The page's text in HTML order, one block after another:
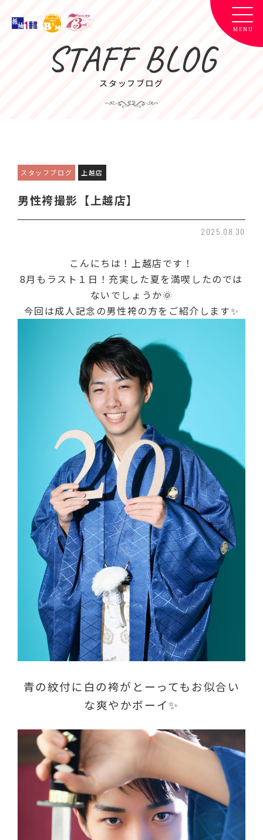
STAFF BLOG
スタッフブログ
スタッフブログ 上越店
男性袴撮影【上越店】
2025.08.30
こんにちは！上越店です！
8月もラスト１日！充実した夏を満喫したのでは
ないでしょうか🌞
今回は成人記念の男性袴の方をご紹介します✨
青の紋付に白の袴がとーってもお似合い
な爽やかボーイ✨